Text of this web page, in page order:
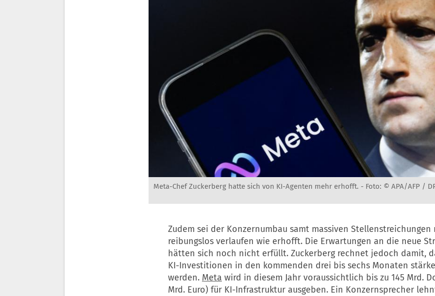
Meta-Chef Zuckerberg hatte sich von KI-Agenten mehr erhofft. - Foto: © APA/AFP /
Zudem sei der Konzernumbau samt massiven
reibungslos verlaufen wie erhofft. Die Erwartungen an die neue
hätten sich noch nicht erfüllt. Zuckerberg rechnet jedoch damit,
KI-Investitionen in den kommenden drei bis sechs Monaten
werden. Meta wird in diesem Jahr voraussichtlich bis zu 145 Mrd.
Mrd. Euro) für KI-Infrastruktur ausgeben. Ein Konzernsprecher